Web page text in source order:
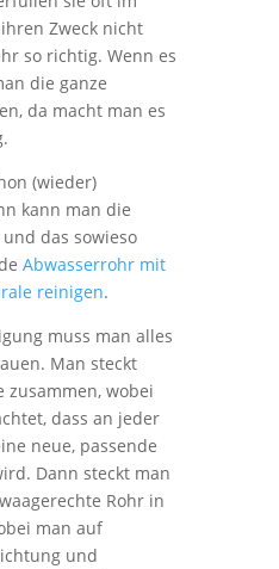
Zweck nicht
so richtig. Wenn es
die ganze
da macht man es
(wieder)
kann man die
das sowieso
Abwasserrohr mit
reinigen.
muss man alles
Man steckt
zusammen, wobei
dass an jeder
neue, passende
Dann steckt man
Rohr in
man auf
und